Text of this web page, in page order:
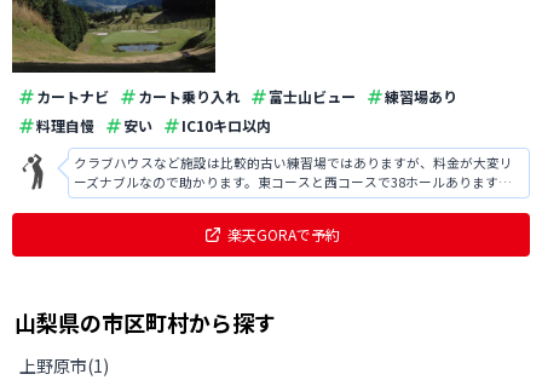
カートナビ カート乗り入れ 富士山ビュー
練習場あり
料理自慢
安い IC10キロ以内
クラブハウスなど施設は比較的古い練習場ではありますが、料金が大変リ
ーズナブルなので助かります。東コースと西コースで38ホールあります
が、西コース自走式カートなので注意が必要です。全体的にアップダウン
楽天GORAで予約
山梨県の市区町村から探す
上野原市(1)